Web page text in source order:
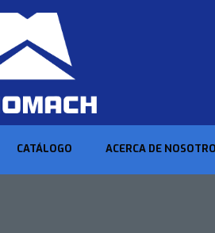
CATÁLOGO ACERCA DE